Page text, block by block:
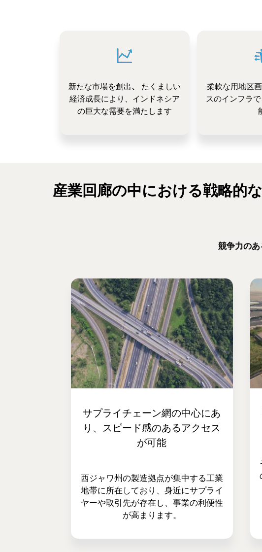
新たな市場を創出、 たくましい
経済成長により、インドネシア
の巨大な需要を満たします
柔軟な用地区
スのインフラ
産業回廊の中における戦略的
競争力の
サプライチェーン網の中心にあ
り、スピード感のあるアクセス
が可能
西ジャワ州の製造拠点が集中する工業
地帯に所在しており、身近にサプライ
ヤーや取引先が存在し、事業の利便性
が高まります。